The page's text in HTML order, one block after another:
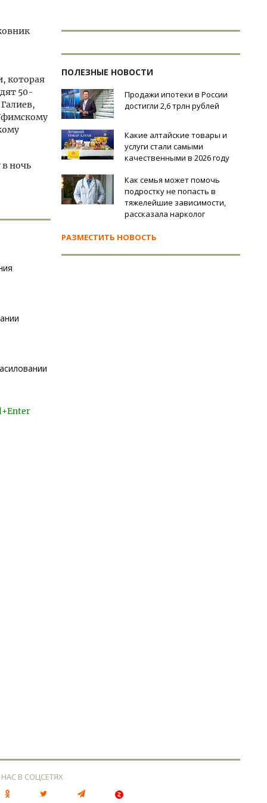
которая
50-
ночь
ПОЛЕЗНЫЕ НОВОСТИ
Продажи ипотеки в России
достигли 2,6 трлн рублей
Какие алтайские товары и
услуги стали самыми
качественными в 2026 году
Как семья может помочь
подростку не попасть в
тяжелейшие зависимости,
рассказала нарколог
РАЗМЕСТИТЬ НОВОСТЬ
В СОЦСЕТЯХ